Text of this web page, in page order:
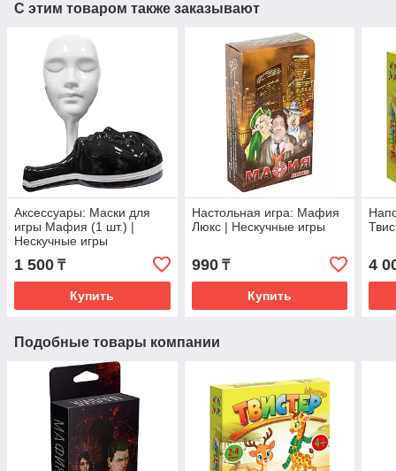
С этим товаром также заказывают
Аксессуары: Маски для
игры Мафия (1 шт.) |
Нескучные игры
1 500 ₸
Купить
Настольная игра: Мафия
Люкс | Нескучные игры
990₸
Купить
4
Подобные товары компании